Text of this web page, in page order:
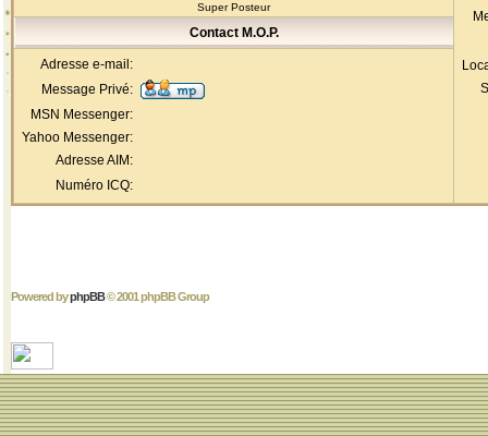
Super Posteur
Contact M.O.P.
Adresse e-mail:
Message Privé:
MSN Messenger:
Yahoo Messenger:
Adresse AIM:
Numéro ICQ:
Powered byphpBB© 2001 phpBB Group